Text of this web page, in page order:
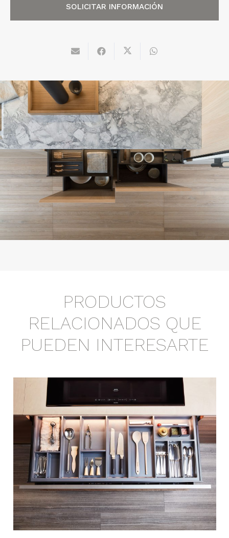
SOLICITAR INFORMACIÓN
PRODUCTOS
RELACIONADOS QUE
PUEDEN INTERESARTE